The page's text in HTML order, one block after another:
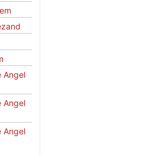
Angel
Angel
Angel